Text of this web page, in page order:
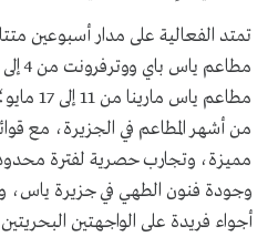
تمتد الفعالية على مدار أسبوعين
مطاعم
من أشهر المطاعم في الجزيرة، مع
مميزة، وتجارب حصرية لفترة
وجودة فنون الطهي في جزيرة ياس،
أجواء فريدة على الواجهتين